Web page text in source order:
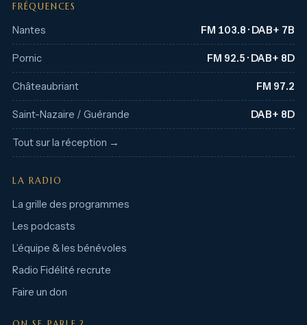
FRÉQUENCES
Nantes FM 103.8 · DAB+ 7B
Pornic FM 92.5 · DAB+ 8D
Châteaubriant FM 97.2
Saint-Nazaire / Guérande DAB+ 8D
Tout sur la réception →
LA RADIO
La grille des programmes
Les podcasts
L’équipe & les bénévoles
Radio Fidélité recrute
Faire un don